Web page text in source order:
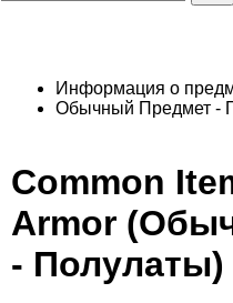
Информация о
Обычный Предмет -
Common
Armor
- Полулаты)